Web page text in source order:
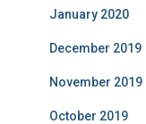
January 2020
December 2019
November 2019
October 2019